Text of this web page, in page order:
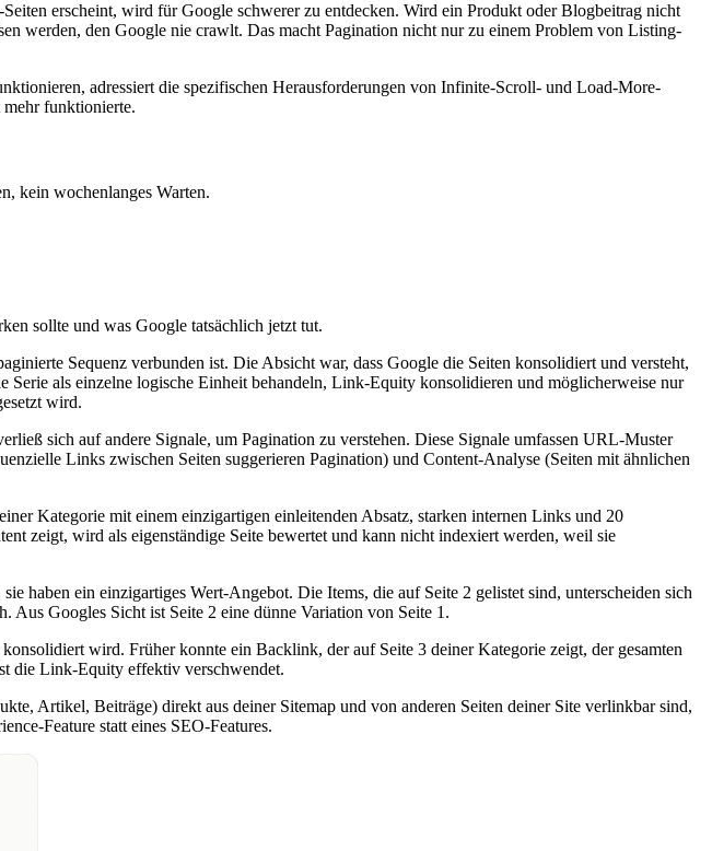
erscheint, wird für Google schwerer zu entdecken. Wird ein Produkt oder Blogbeitrag nicht
werden, den Google nie crawlt. Das macht Pagination nicht nur zu einem Problem von Listing-
adressiert die spezifischen Herausforderungen von Infinite-Scroll- und Load-More-
funktionierte.
kein wochenlanges Warten.
sollte und was Google tatsächlich jetzt tut.
Sequenz verbunden ist. Die Absicht war, dass Google die Seiten konsolidiert und versteht,
Serie als einzelne logische Einheit behandeln, Link-Equity konsolidieren und möglicherweise nur
wird.
sich auf andere Signale, um Pagination zu verstehen. Diese Signale umfassen URL-Muster
Links zwischen Seiten suggerieren Pagination) und Content-Analyse (Seiten mit ähnlichen
Kategorie mit einem einzigartigen einleitenden Absatz, starken internen Links und 20
zeigt, wird als eigenständige Seite bewertet und kann nicht indexiert werden, weil sie
haben ein einzigartiges Wert-Angebot. Die Items, die auf Seite 2 gelistet sind, unterscheiden sich
Aus Googles Sicht ist Seite 2 eine dünne Variation von Seite 1.
wird. Früher konnte ein Backlink, der auf Seite 3 deiner Kategorie zeigt, der gesamten
die Link-Equity effektiv verschwendet.
Artikel, Beiträge) direkt aus deiner Sitemap und von anderen Seiten deiner Site verlinkbar sind,
Feature statt eines SEO-Features.